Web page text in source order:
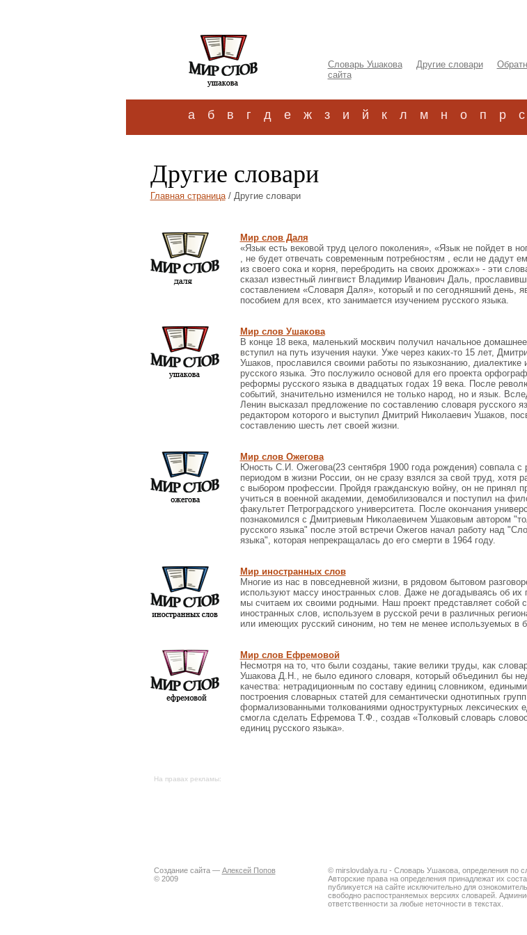
Словарь Ушакова Другие словари
сайта
а б в г д е ж з и й к л м н о п р с
Другие словари
Главная страница/ Другие словари
Мир слов Даля
«Язык есть вековой труд целого поколения», «Язык не пойдет в
, не будет отвечать современным потребностям , если не дадут
из своего сока и корня, перебродить на своих дрожжах» - эти
сказал известный лингвист Владимир Иванович Даль,
составлением «Словаря Даля», который и по сегодняшний день,
пособием для всех, кто занимается изучением русского языка.
Мир слов Ушакова
В конце 18 века, маленький москвич получил начальное
вступил на путь изучения науки. Уже через каких-то 15 лет,
Ушаков, прославился своими работы по языкознанию, диалектике
русского языка. Это послужило основой для его проекта
реформы русского языка в двадцатых годах 19 века. После
событий, значительно изменился не только народ, но и язык.
Ленин высказал предложение по составлению словаря русского
редактором которого и выступил Дмитрий Николаевич Ушаков,
составлению шесть лет своей жизни.
Мир слов Ожегова
Юность С.И. Ожегова(23 сентября 1900 года рождения) совпала
периодом в жизни России, он не сразу взялся за свой труд, хотя
с выбором профессии. Пройдя гражданскую войну, он не принял
учиться в военной академии, демобилизовался и поступил на
факультет Петроградского университета. После окончания
познакомился с Дмитриевым Николаевичем Ушаковым автором
русского языка" после этой встречи Ожегов начал работу над
языка", которая непрекращалась до его смерти в 1964 году.
Мир иностранных слов
Многие из нас в повседневной жизни, в рядовом бытовом
используют массу иностранных слов. Даже не догадываясь об их
мы считаем их своими родными. Наш проект представляет собой
иностранных слов, используем в русской речи в различных
или имеющих русский синоним, но тем не менее используемых в
Мир слов Ефремовой
Несмотря на то, что были созданы, такие велики труды, как
Ушакова Д.Н., не было единого словаря, который объединил бы
качества: нетрадиционным по составу единиц словником,
построения словарных статей для семантически однотипных
формализованными толкованиями одноструктурных лексических
смогла сделать Ефремова Т.Ф., создав «Толковый словарь
единиц русского языка».
На правах рекламы:
Создание сайта — Алексей Попов
© 2009
© mirslovdalya.ru - Словарь Ушакова, определения по
Авторские права на определения принадлежат их
публикуется на сайте исключительно для
свободно распостраняемых версиях словарей.
ответственности за любые неточности в текстах.